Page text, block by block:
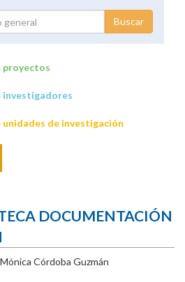
proyectos
investigadores
de investigación
DOCUMENTACIÓN
Córdoba Guzmán